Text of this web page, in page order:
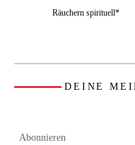
Räuchern spirituell*
DEINE
Abonnieren